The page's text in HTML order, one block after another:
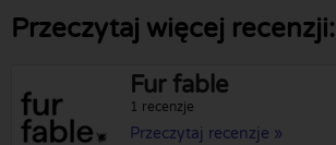
Przeczytaj więcej recenzji:
Fur fable
1 recenzje
Przeczytaj recenzje »